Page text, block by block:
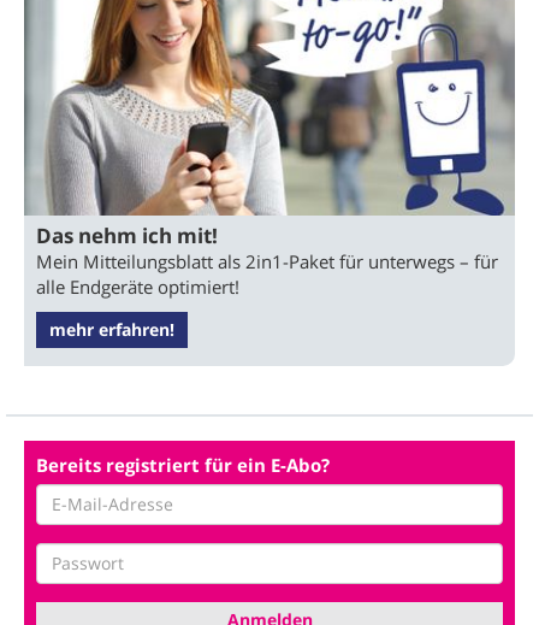
Das nehm ich mit!
Mein Mitteilungsblatt als 2in1-Paket für unterwegs – für
alle Endgeräte optimiert!
mehr erfahren!
Bereits registriert für ein E-Abo?
Anmelden